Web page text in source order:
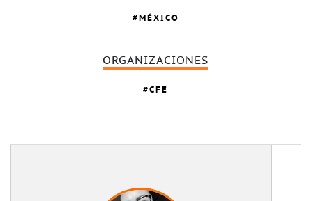
MÉXICO
ORGANIZACIONES
CFE